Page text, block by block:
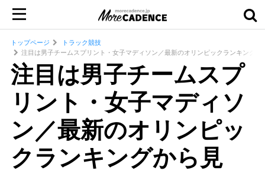
トップページ
トラック競技
注目は男子チームスプリント・女子マディソン／最新のオリンピックランキング
注目は男子チームスプ
リント・女子マディソ
ン／最新のオリンピッ
クランキングから見